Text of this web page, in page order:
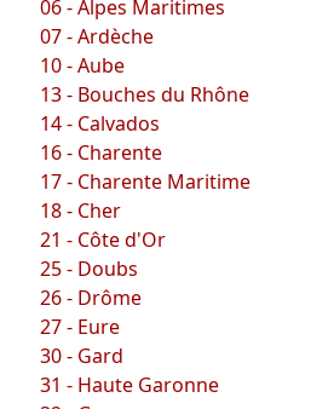
06 - Alpes Maritimes
07 - Ardèche
10 - Aube
13 - Bouches du Rhône
14 - Calvados
16 - Charente
17 - Charente Maritime
18 - Cher
21 - Côte d'Or
25 - Doubs
26 - Drôme
27 - Eure
30 - Gard
31 - Haute Garonne